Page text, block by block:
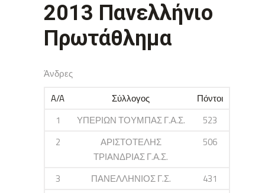
2013 Πανελλήνιο
Πρωτάθλημα
Άνδρες
A/A
Σύλλογος
Πόντοι
1
ΥΠΕΡΙΩΝ ΤΟΥΜΠΑΣ Γ.Α.Σ.
523
2
ΑΡΙΣΤΟΤΕΛΗΣ
ΤΡΙΑΝΔΡΙΑΣ Γ.Α.Σ.
506
3 ΠΑΝΕΛΛΗΝΙΟΣ Γ.Σ.
431